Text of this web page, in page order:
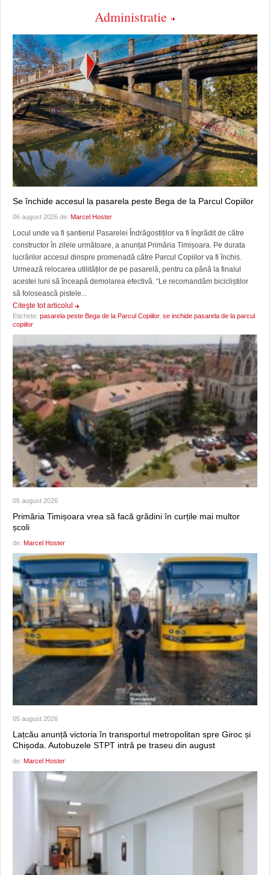
Administratie
Se închide accesul la pasarela peste Bega de la Parcul Copiilor
06 august 2026 de: Marcel Hoster
Locul unde va fi șantierul Pasarelei Îndrăgostiților va fi îngrădit de către
constructor în zilele următoare, a anunțat Primăria Timișoara. Pe durata
lucrărilor accesul dinspre promenadă către Parcul Copiilor va fi închis.
Urmează relocarea utilităților de pe pasarelă, pentru ca până la finalul
acestei luni să înceapă demolarea efectivă. “Le recomandăm bicicliștilor
să folosească pistele...
Citeşte tot articolul
Etichete: pasarela peste Bega de la Parcul Copiilor, se inchide pasarela de la parcul
copiilor
05 august 2026
Primăria Timișoara vrea să facă grădini în curțile mai multor
școli
de: Marcel Hoster
05 august 2026
Lațcău anunță victoria în transportul metropolitan spre Giroc și
Chișoda. Autobuzele STPT intră pe traseu din august
de: Marcel Hoster